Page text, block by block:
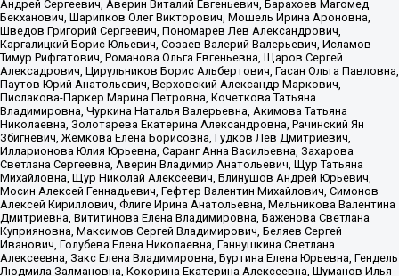
Андрей Сергеевич, Аверин Виталий Евгеньевич, Барахоев Магомед
Бекханович, Шарипков Олег Викторович, Мошель Ирина Ароновна,
Шведов Григорий Сергеевич, Пономарев Лев Александрович,
Каргалицкий Борис Юльевич, Созаев Валерий Валерьевич, Исламов
Тимур Рифгатович, Романова Ольга Евгеньевна, Щаров Сергей
Алексадрович, Цирульников Борис Альбертович, Гасан Ольга Павловна,
Паутов Юрий Анатольевич, Верховский Александр Маркович,
Пислакова-Паркер Марина Петровна, Кочеткова Татьяна
Владимировна, Чуркина Наталья Валерьевна, Акимова Татьяна
Николаевна, Золотарева Екатерина Александровна, Рачинский Ян
Збигневич, Жемкова Елена Борисовна, Гудков Лев Дмитриевич,
Илларионова Юлия Юрьевна, Саранг Анна Васильевна, Захарова
Светлана Сергеевна, Аверин Владимир Анатольевич, Щур Татьяна
Михайловна, Щур Николай Алексеевич, Блинушов Андрей Юрьевич,
Мосин Алексей Геннадьевич, Гефтер Валентин Михайлович, Симонов
Алексей Кириллович, Флиге Ирина Анатольевна, Мельникова Валентина
Дмитриевна, Вититинова Елена Владимировна, Баженова Светлана
Куприяновна, Максимов Сергей Владимирович, Беляев Сергей
Иванович, Голубева Елена Николаевна, Ганнушкина Светлана
Алексеевна, Закс Елена Владимировна, Буртина Елена Юрьевна, Гендель
Людмила Залмановна, Кокорина Екатерина Алексеевна, Шуманов Илья